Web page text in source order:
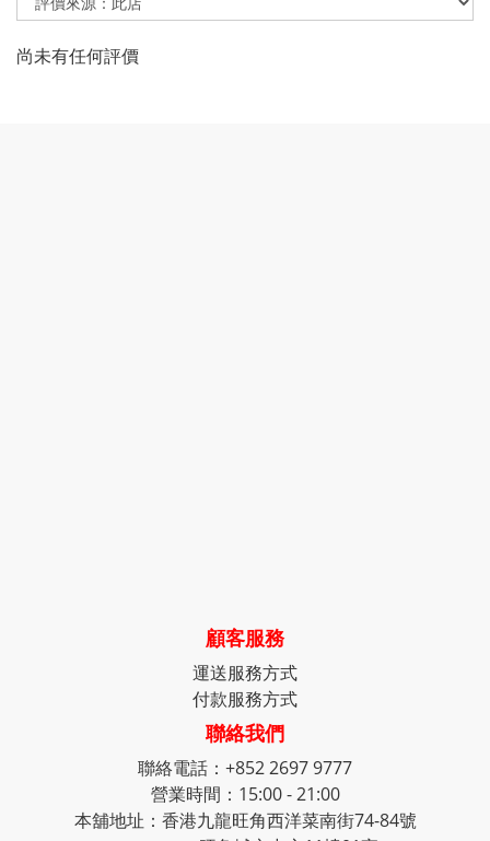
尚未有任何評價
顧客服務
運送服務方式
付款服務方式
聯絡我們
聯絡電話：+852 2697 9777
營業時間：15:00 - 21:00
本舖地址：香港九龍旺角西洋菜南街74-84號